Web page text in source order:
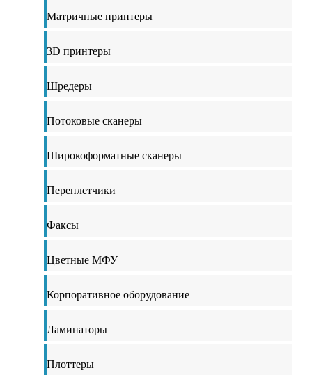
Матричные принтеры
3D принтеры
Шредеры
Потоковые сканеры
Широкоформатные сканеры
Переплетчики
Факсы
Цветные МФУ
Корпоративное оборудование
Ламинаторы
Плоттеры